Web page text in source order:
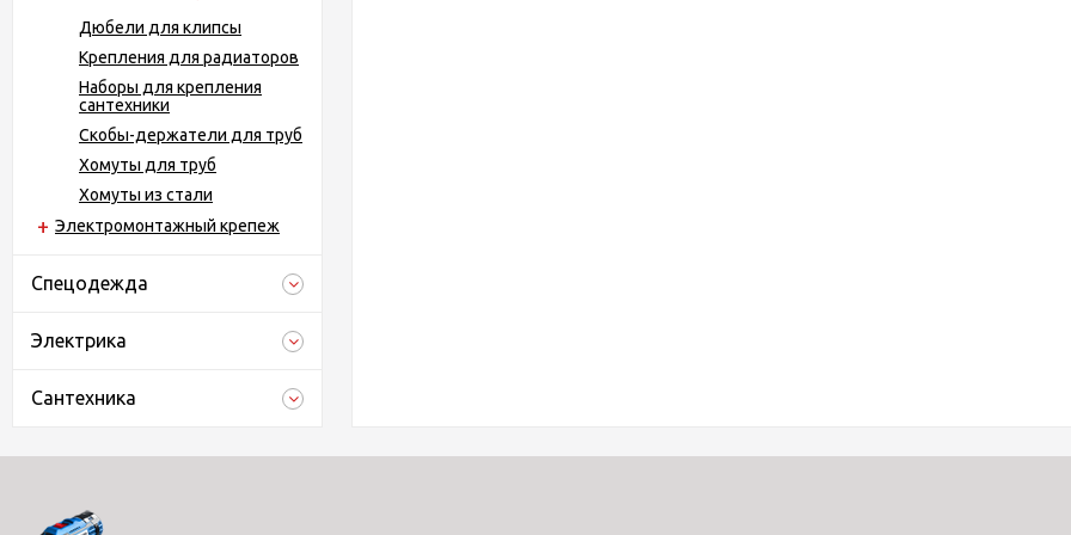
Дюбели для клипсы
Крепления для радиаторов
Наборы для крепления
сантехники
Скобы-держатели для труб
Хомуты для труб
Хомуты из стали
Электромонтажный крепеж
Спецодежда
Электрика
Сантехника